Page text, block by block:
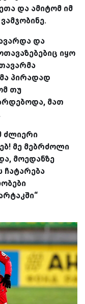
და ამიტომ იმ
და
იყო
პირადად
თუ
მათ
ძლიერი
მე მებრძოლი
მოედანზე